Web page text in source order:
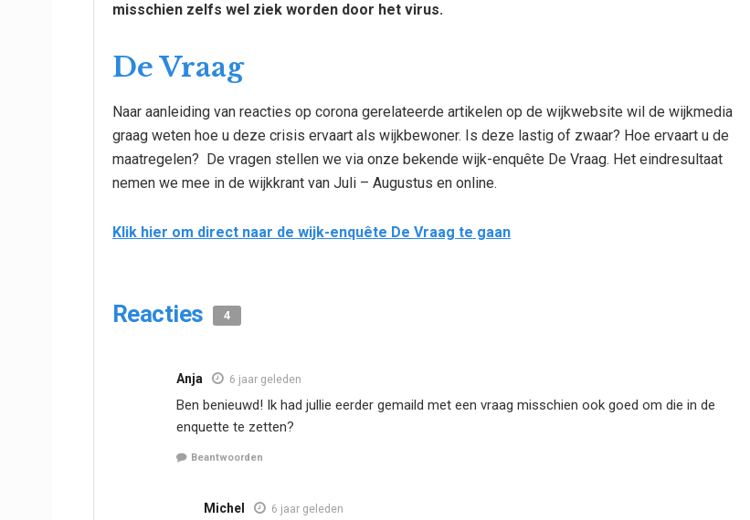
misschien zelfs wel ziek worden door het virus.
De Vraag
Naar aanleiding van reacties op corona gerelateerde artikelen op de wijkwebsite wil de wijkmedia
graag weten hoe u deze crisis ervaart als wijkbewoner. Is deze lastig of zwaar? Hoe ervaart u de
maatregelen? De vragen stellen we via onze bekende wijk-enquête De Vraag. Het eindresultaat
nemen we mee in de wijkkrant van Juli – Augustus en online.
Klik hier om direct naar de wijk-enquête De Vraag te gaan
Reacties 4
Anja 6 jaar geleden
Ben benieuwd! Ik had jullie eerder gemaild met een vraag misschien ook goed om die in de
enquette te zetten?
Beantwoorden
Michel 6 jaar geleden